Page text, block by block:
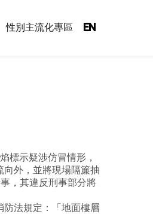
性別主流化專區 EN
標示疑涉仿冒情形，
外，並將現場隔簾抽
，其違反刑事部分將
法規定：「地面樓層